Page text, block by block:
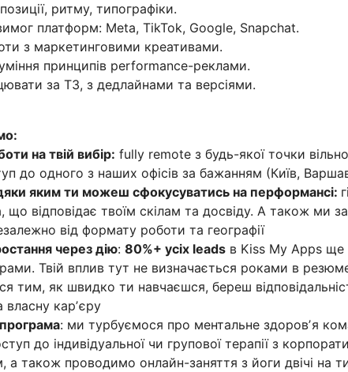
ритму, типографіки.
платформ: Meta, TikTok, Google, Snapchat.
з маркетинговими креативами.
принципів performance-реклами.
за ТЗ, з дедлайнами та версіями.
на твій вибір: fully remote з будь-якої точки
до одного з наших офісів за бажанням (Київ,
яким ти можеш сфокусуватись на перформансі:
що відповідає твоїм скілам та досвіду. А також ми
від формату роботи та географії
через дію: 80%+ усіх leads в Kiss My Apps
Твій вплив тут не визначається роками в
тим, як швидко ти навчаєшся, береш
власну карʼєру
: ми турбуємося про ментальне здоровʼя
до індивідуальної чи групової терапії з
а також проводимо онлайн-заняття з йоги двічі на